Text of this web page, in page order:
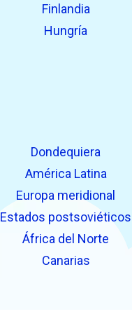
Finlandia
Hungría
Dondequiera
América Latina
Europa meridional
Estados postsoviéticos
África del Norte
Canarias